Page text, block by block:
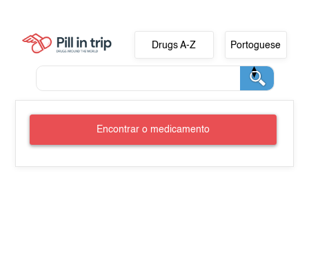
Drugs A-Z Portoguese
Encontrar o medicamento